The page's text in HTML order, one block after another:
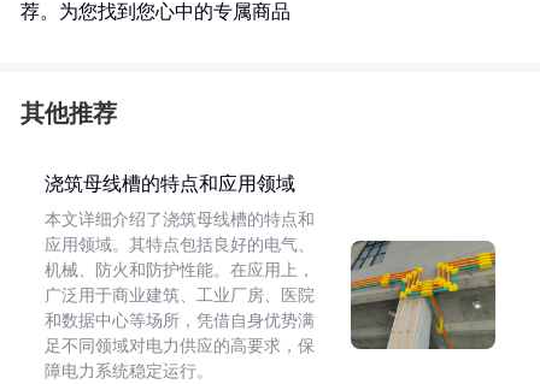
荐。为您找到您心中的专属商品
其他推荐
浇筑母线槽的特点和应用领域
本文详细介绍了浇筑母线槽的特点和
应用领域。其特点包括良好的电气、
机械、防火和防护性能。在应用上，
广泛用于商业建筑、工业厂房、医院
和数据中心等场所，凭借自身优势满
足不同领域对电力供应的高要求，保
障电力系统稳定运行。